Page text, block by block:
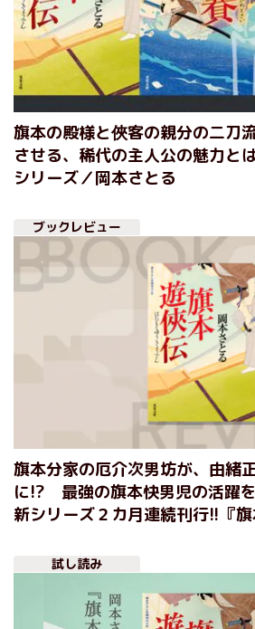
旗本の殿様と俠客の親分の二
させる、稀代の主人公の魅力と
シリーズ／岡本さとる
ブックレビュー
旗本分家の厄介次男坊が、由緒
に!? 最強の旗本快男児の活躍
新シリーズ２カ月連続刊行!!『
試し読み